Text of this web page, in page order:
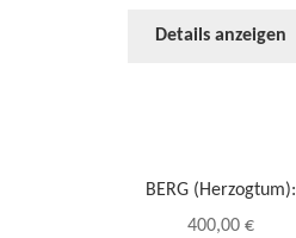
Details anzeigen
BERG (Herzogtum):
400,00 €